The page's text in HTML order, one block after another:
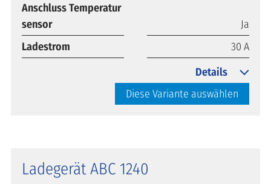
Anschluss Temperatur
sensor
Ja
Ladestrom
30 A
Diese Variante auswählen
Details
Ladegerät ABC 1240